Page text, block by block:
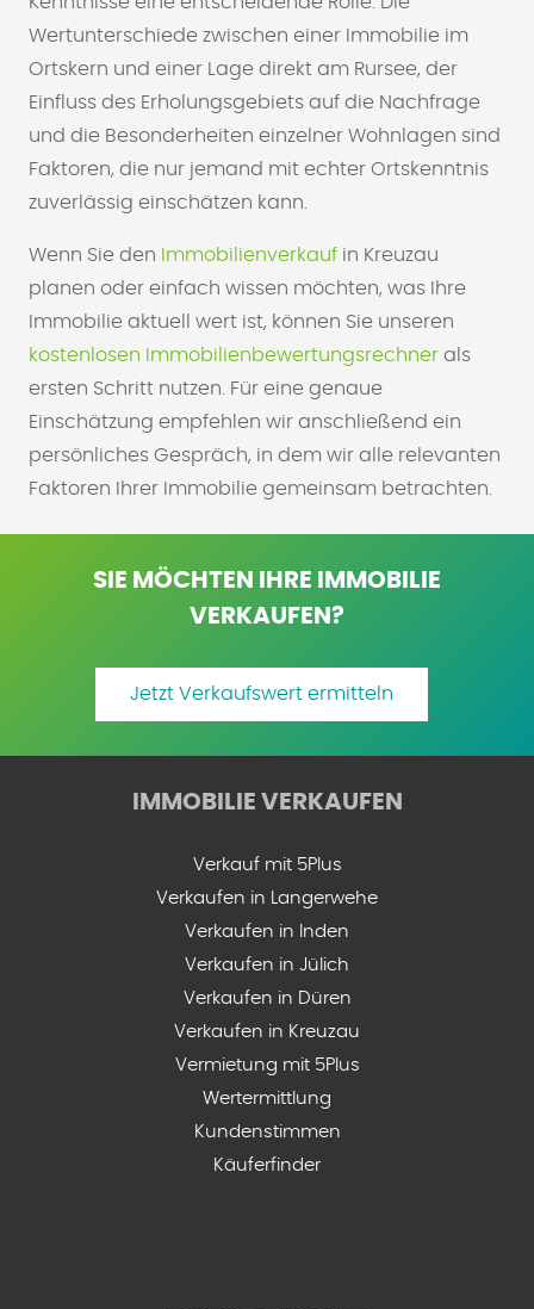
Wertunterschiede zwischen einer Immobilie im
Ortskern und einer Lage direkt am Rursee, der
Einfluss des Erholungsgebiets auf die Nachfrage
und die Besonderheiten einzelner Wohnlagen sind
Faktoren, die nur jemand mit echter Ortskenntnis
zuverlässig einschätzen kann.
Wenn Sie den Immobilienverkauf in Kreuzau
planen oder einfach wissen möchten, was Ihre
Immobilie aktuell wert ist, können Sie unseren
kostenlosen Immobilienbewertungsrechner als
ersten Schritt nutzen. Für eine genaue
Einschätzung empfehlen wir anschließend ein
persönliches Gespräch, in dem wir alle relevanten
Faktoren Ihrer Immobilie gemeinsam betrachten.
SIE MÖCHTEN IHRE IMMOBILIE
VERKAUFEN?
Jetzt Verkaufswert ermitteln
IMMOBILIE VERKAUFEN
Verkauf mit 5Plus
Verkaufen in Langerwehe
Verkaufen in Inden
Verkaufen in Jülich
Verkaufen in Düren
Verkaufen in Kreuzau
Vermietung mit 5Plus
Wertermittlung
Kundenstimmen
Käuferfinder